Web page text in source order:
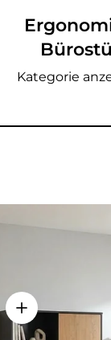
Kategorie
Einzelheiten